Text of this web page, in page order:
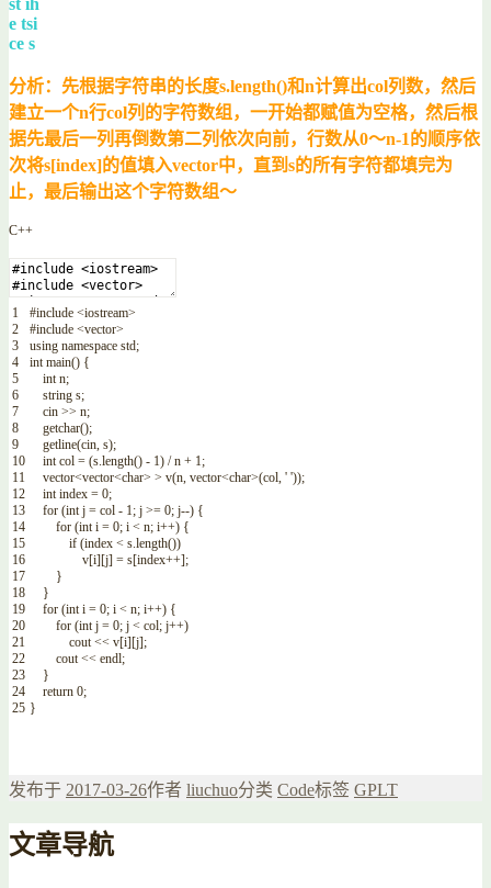
e tsi
ce s
分析：先根据字符串的长度s.length()和n计算出col列数，然后
建立一个n行col列的字符数组，一开始都赋值为空格，然后根
据先最后一列再倒数第二列依次向前，行数从0～n-1的顺序依
次将s[index]的值填入vector中，直到s的所有字符都填完为
止，最后输出这个字符数组～
C++
1
2
3
4
5
6
7
8
9
10
11
12
13
14
15
16
17
18
19
20
21
22
23
24
25
#include <iostream>
#include <vector>
using namespace std;
int main() {
int n;
string s;
cin >> n;
getchar();
getline(cin, s);
int col = (s.length() - 1) / n + 1;
vector<vector<char> > v(n, vector<char>(col, ' '));
int index = 0;
for (int j = col - 1; j >= 0; j--) {
for (int i = 0; i < n; i++) {
if (index < s.length())
v[i][j] = s[index++];
}
}
for (int i = 0; i < n; i++) {
for (int j = 0; j < col; j++)
cout << v[i][j];
cout << endl;
}
return 0;
}
发布于 2017-03-26作者 liuchuo分类 Code标签 GPLT
文章导航